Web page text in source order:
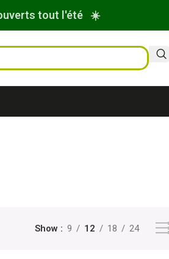
tout l'été ☀️
Show 9 12 18 24